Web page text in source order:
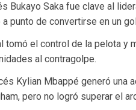
Bukayo Saka fue clave al
punto de convertirse en un
tomó el control de la pelota y
al contragolpe.
Kylian Mbappé generó una
pero no logró superar el